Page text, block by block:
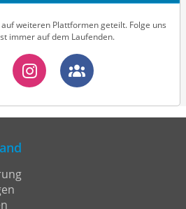
weiteren Plattformen geteilt. Folge uns
immer auf dem Laufenden.